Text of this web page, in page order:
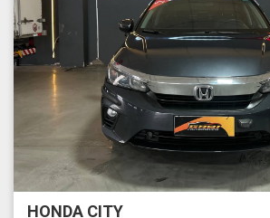
HONDA CITY